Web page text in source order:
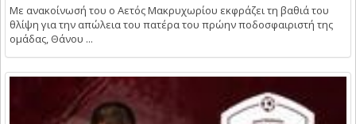
Με ανακοίνωσή του ο Αετός Μακρυχωρίου εκφράζει τη βαθιά του
θλίψη για την απώλεια του πατέρα του πρώην ποδοσφαιριστή της
ομάδας, Θάνου ...